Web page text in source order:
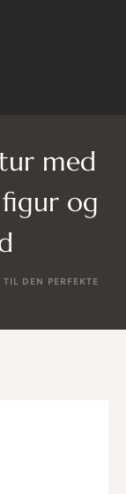
med
og
DEN PERFEKTE